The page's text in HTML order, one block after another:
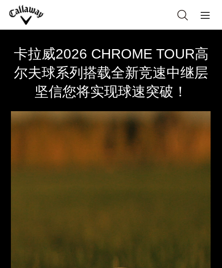
卡拉威2026 CHROME TOUR高
尔夫球系列搭载全新竞速中继层
坚信您将实现球速突破！